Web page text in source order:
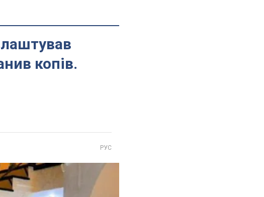
копів.
РУС